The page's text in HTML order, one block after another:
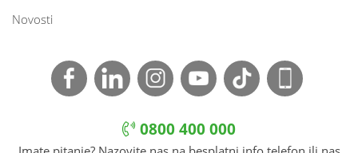
Novosti
0800 400 000